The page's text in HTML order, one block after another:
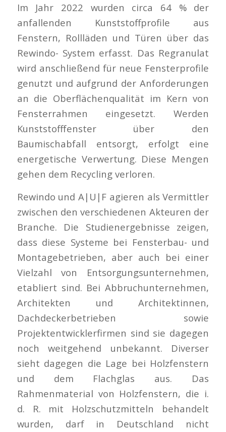
Im Jahr 2022 wurden circa 64 % der
anfallenden Kunststoffprofile aus
Fenstern, Rollläden und Türen über das
Rewindo- System erfasst. Das Regranulat
wird anschließend für neue Fensterprofile
genutzt und aufgrund der Anforderungen
an die Oberflächenqualität im Kern von
Fensterrahmen eingesetzt. Werden
Kunststofffenster über den
Baumischabfall entsorgt, erfolgt eine
energetische Verwertung. Diese Mengen
gehen dem Recycling verloren.
Rewindo und A|U|F agieren als Vermittler
zwischen den verschiedenen Akteuren der
Branche. Die Studienergebnisse zeigen,
dass diese Systeme bei Fensterbau- und
Montagebetrieben, aber auch bei einer
Vielzahl von Entsorgungsunternehmen,
etabliert sind. Bei Abbruchunternehmen,
Architekten und Architektinnen,
Dachdeckerbetrieben sowie
Projektentwicklerfirmen sind sie dagegen
noch weitgehend unbekannt. Diverser
sieht dagegen die Lage bei Holzfenstern
und dem Flachglas aus. Das
Rahmenmaterial von Holzfenstern, die i.
d. R. mit Holzschutzmitteln behandelt
wurden, darf in Deutschland nicht